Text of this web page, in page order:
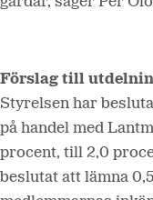
Förslag till
Styrelsen har
på handel med
procent, till 2,0
beslutat att lämna